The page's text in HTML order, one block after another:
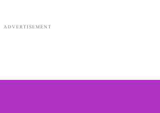
ADVERTISEMENT